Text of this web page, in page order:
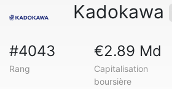
Kadokawa
#4043
Rang
€2.89 Md
Capitalisation
boursière